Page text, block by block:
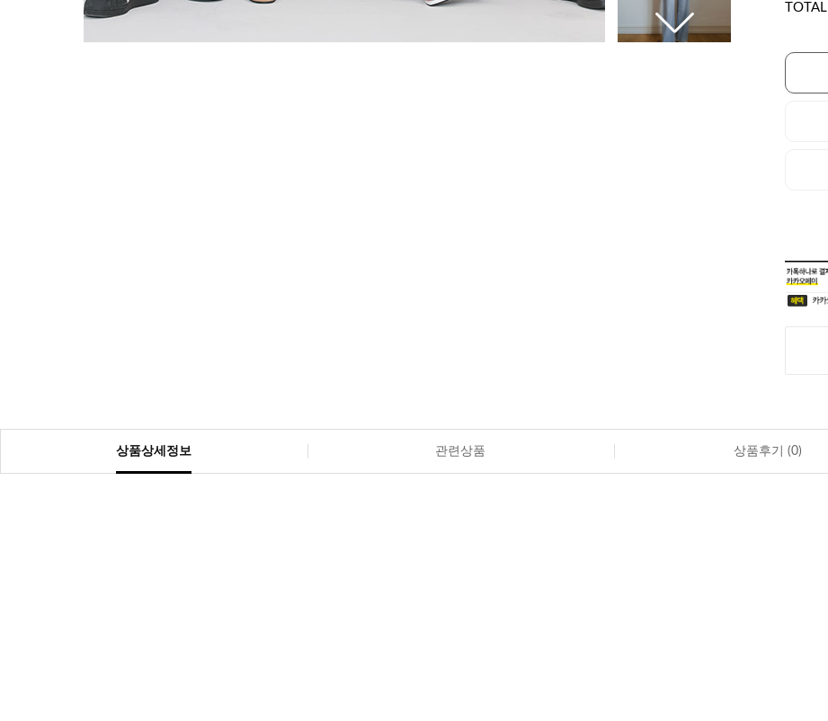
TOTAL
상품상세정보 관련상품 상품후기 (0)